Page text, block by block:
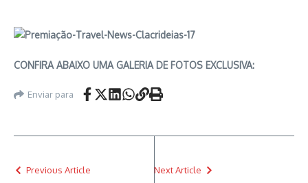
CONFIRA ABAIXO UMA GALERIA DE FOTOS EXCLUSIVA:
Enviar para
Previous Article Next Article